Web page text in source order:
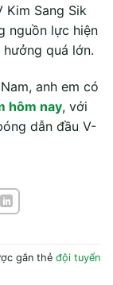
Kim Sang Sik
nguồn lực hiện
quá lớn.
anh em có
hôm nay, với
dẫn đầu V-
gắn thẻ đội tuyển